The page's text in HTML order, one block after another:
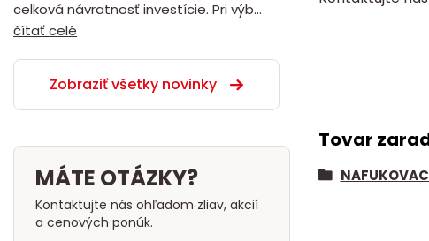
celková návratnosť investície. Pri výb...
čítať celé
Zobraziť všetky novinky
MÁTE OTÁZKY?
Kontaktujte nás ohľadom zliav, akcií
a cenových ponúk.
Tovar